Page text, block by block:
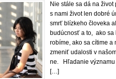
Nie stále sa dá na
s nami život len dobré
smrť blízkeho človeka
budúcnosť a to, ako sa
robíme, ako sa cítime a
zmeniť udalosti v
ne. Hľadanie významu
[…]